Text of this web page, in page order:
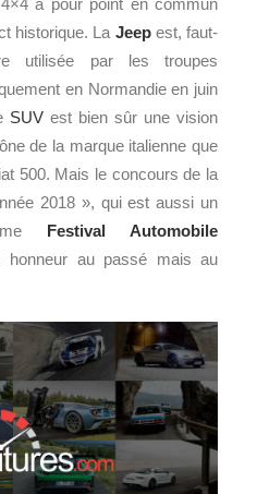
historique. La Jeepest, faut-
utilisée par les troupes
en Normandie en juin
SUV est bien sûr une vision
de la marque italienne que
500. Mais le concours de la
2018 », qui est aussi un
Festival Automobile
au passé mais au